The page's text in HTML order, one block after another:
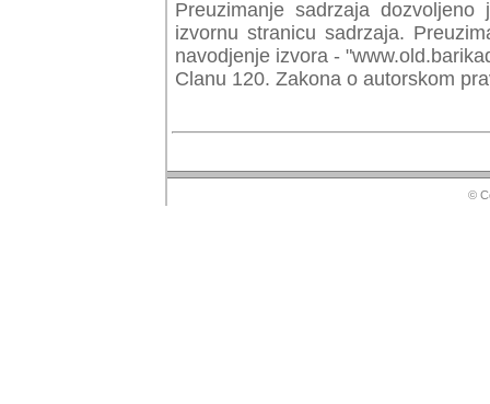
Preuzimanje sadrzaja
izvornu stranicu sadrzaja.
navodjenje izvora -
Clanu 120. Zakona o autorskom
©